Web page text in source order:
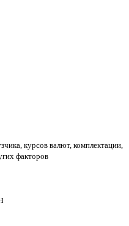
курсов валют, комплектации,
факторов